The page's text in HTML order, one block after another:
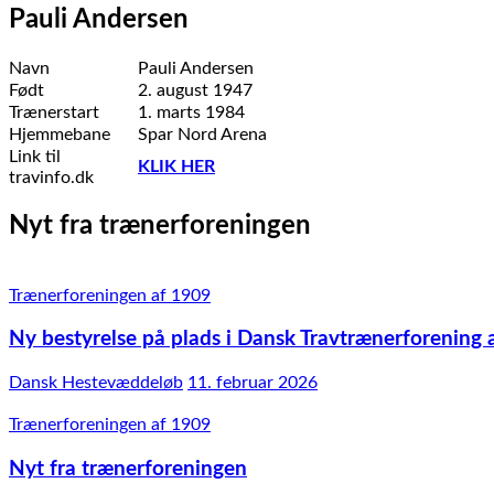
Pauli Andersen
Navn
Pauli Andersen
Født
2. august 1947
Trænerstart
1. marts 1984
Hjemmebane
Spar Nord Arena
Link til
travinfo.dk
KLIK HER
Nyt fra trænerforeningen
Trænerforeningen af 1909
Ny bestyrelse på plads i Dansk Travtrænerforening
Dansk Hestevæddeløb 11. februar 2026
Trænerforeningen af 1909
Nyt fra trænerforeningen